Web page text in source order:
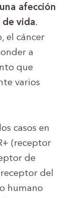
afección
de vida.
el cáncer
a
que
varios
casos en
(receptor
de
del
humano